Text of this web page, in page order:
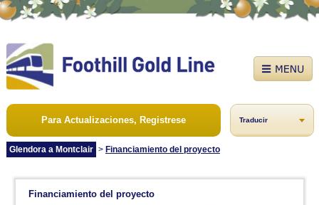
Para Actualizaciones, Registrese Traducir
Glendora a Montclair > Financiamiento del proyecto
Financiamiento del proyecto